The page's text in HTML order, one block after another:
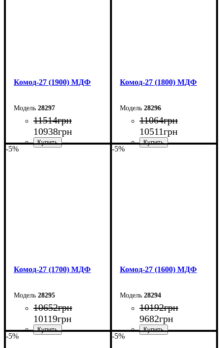
Комод-27 (1900) МДФ
28297
11514грн
10938грн
Комод-27 (1800) МДФ
28296
11064грн
10511грн
-5%
Комод-27 (1700) МДФ
28295
10652грн
10119грн
-5%
Комод-27 (1600) МДФ
28294
10192грн
9682грн
-5% -5%